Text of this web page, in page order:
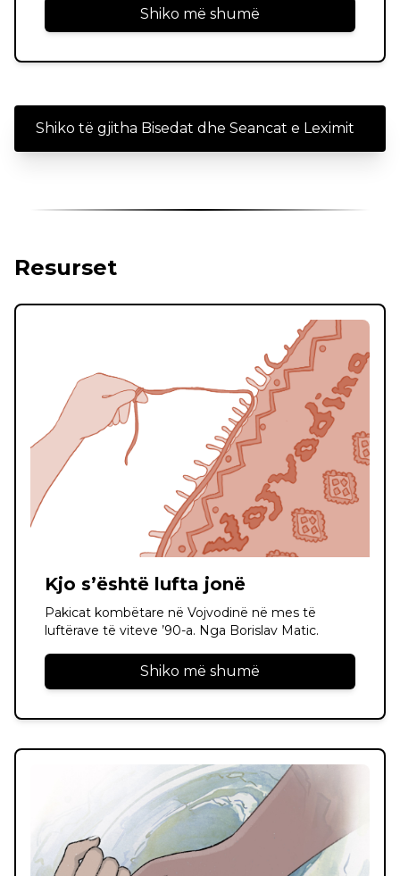
duke ftuar pjesëmarrësit në një përpjekje për të
reflektuar mb
Shiko më shumë
Shiko të gjitha Bisedat dhe Seancat e Leximit
Resurset
Kjo s’është lufta jonë
Pakicat kombëtare në Vojvodinë në mes të
luftërave të viteve ’90-a. Nga Borislav Matic.
Shiko më shumë